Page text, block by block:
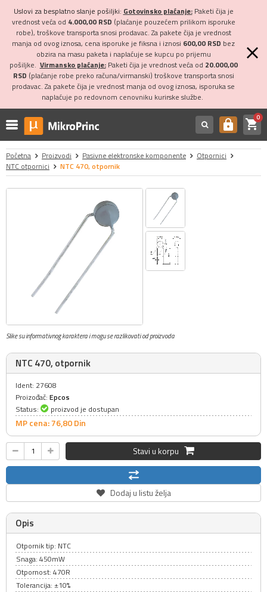
Uslovi za besplatno slanje pošiljki: Gotovinsko plaćanje:Paketi čija je
vrednost veća od 4.000,00 RSD (plaćanje pouzećem prilikom isporuke
robe), troškove transporta snosi prodavac. Za pakete čija je vrednost
manja od ovog iznosa, cena isporuke je fiksna i iznosi 600,00 RSD bez
obzira na masu paketa i naplaćuje se kupcu po prijemu
pošiljke. Virmansko plaćanje:Paketi čija je vrednost veća od 20.000,00
RSD (plaćanje robe preko računa/virmanski) troškove transporta snosi
prodavac. Za pakete čija je vrednost manja od ovog iznosa, isporuka se
naplaćuje po redovnom cenovniku kurirske službe.
https shopping_cart0
Početna Proizvodi Pasivne elektronske komponente
Otpornici
NTC otpornici
NTC 470, otpornik
Slike su informativnog karaktera i mogu se razlikovati od proizvoda
NTC 470, otpornik
Ident: 27608
Proizođač: Epcos
Status:
proizvod je dostupan
MP cena: 76,80Din
Stavi u korpu
Dodaj u listu želja
Opis
Otpornik tip: NTC
Snaga: 450mW
Otpornost: 470R
Tolerancija: ±10%